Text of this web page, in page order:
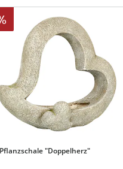
Pflanzschale "Doppelherz"